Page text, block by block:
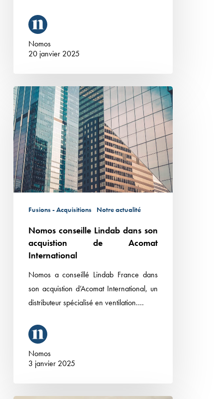
Nomos
20 janvier 2025
Nomos
conseille
Lindab
dans
son
acquistion
de
Acomat
Fusions - Acquisitions Notre actualité
Nomos conseille Lindab dans son
acquistion de Acomat
International
Nomos a conseillé Lindab France dans
son acquistion d’Acomat International, un
distributeur spécialisé en ventilation.…
Nomos
3 janvier 2025